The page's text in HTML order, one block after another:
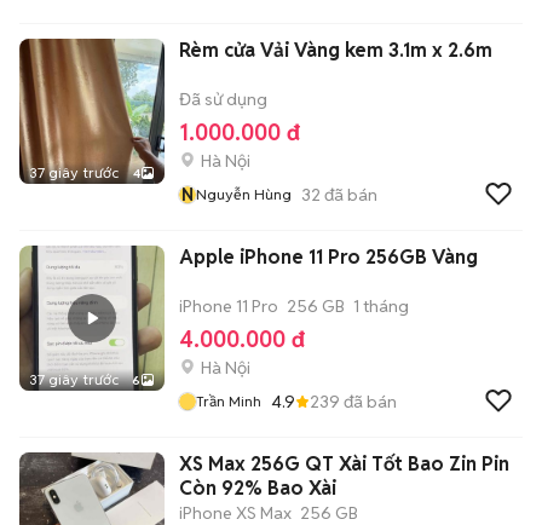
37 giây trước 4
Rèm cửa Vải Vàng kem 3.1m x 2.6m
Đã sử dụng
1.000.000 đ
Hà Nội
NNguyễn Hùng 32 đã bán
37 giây trước 6
Apple iPhone 11 Pro 256GB Vàng
iPhone 11 Pro 256 GB 1 tháng
4.000.000 đ
Hà Nội
Trần Minh 4.9 239 đã bán
XS Max 256G QT Xài Tốt Bao Zin Pin
Còn 92% Bao Xài
iPhone XS Max 256 GB